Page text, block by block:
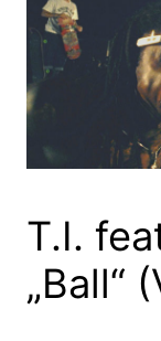
T.I.
„Ball“